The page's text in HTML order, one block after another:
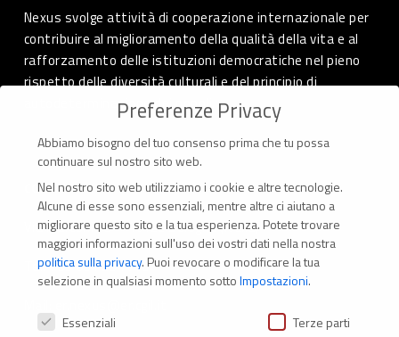
Nexus svolge attività di cooperazione internazionale per
contribuire al miglioramento della qualità della vita e al
rafforzamento delle istituzioni democratiche nel pieno
rispetto delle diversità culturali e del principio di
autodeterminazione dei popoli.
CONTATTI
Via Marconi 69 – 40122 Bologna (Italia)
Tel. +39 051 294 775
Preferenze Privacy
Abbiamo bisogno del tuo consenso prima che tu possa
continuare sul nostro sito web.
Nel nostro sito web utilizziamo i cookie e altre tecnologie.
Alcune di esse sono essenziali, mentre altre ci aiutano a
migliorare questo sito e la tua esperienza. Potete trovare
maggiori informazioni sull'uso dei vostri dati nella nostra
politica sulla privacy. Puoi revocare o modificare la tua
selezione in qualsiasi momento sottoImpostazioni.
Preferenze Privacy
Essenziali Terze parti